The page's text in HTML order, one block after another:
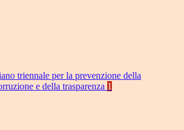
triennale per la prevenzione della
e della trasparenza 1